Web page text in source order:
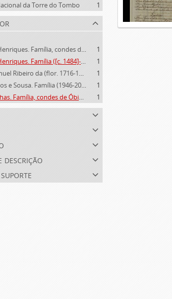
da Torre do Tombo
1
Miranda Henriques. Família, condes de Sandomil ([c. 1745]-1815)
1
Miranda Henriques. Família ([c. 1484]-[c.1745])
1
Serra, Manuel Ribeiro da (flor. 1716-1726)
1
Vasconcelos e Sousa. Família (1946-2006)
1
Mascarenhas. Família, condes de Óbidos, Palma e Sabugal (1669-1910)
1
descrição